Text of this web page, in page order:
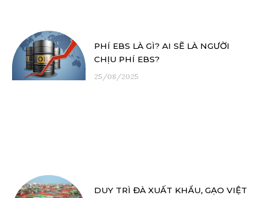
PHÍ EBS LÀ GÌ? AI SẼ LÀ NGƯỜI
CHỊU PHÍ EBS?
25/08/2025
DUY TRÌ ĐÀ XUẤT KHẨU, GẠO VIỆT